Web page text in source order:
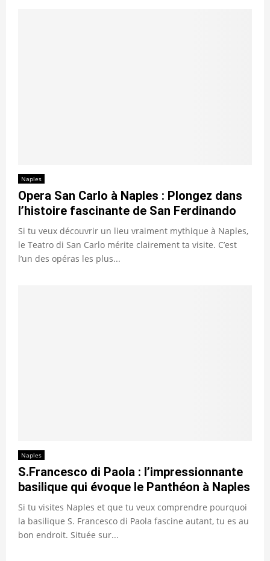
Naples
Opera San Carlo à Naples : Plongez dans
l’histoire fascinante de San Ferdinando
Si tu veux découvrir un lieu vraiment mythique à Naples,
le Teatro di San Carlo mérite clairement ta visite. C’est
l’un des opéras les plus...
Naples
S.Francesco di Paola : l’impressionnante
basilique qui évoque le Panthéon à Naples
Si tu visites Naples et que tu veux comprendre pourquoi
la basilique S. Francesco di Paola fascine autant, tu es au
bon endroit. Située sur...